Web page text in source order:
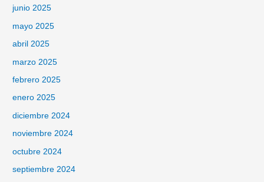
junio 2025
mayo 2025
abril 2025
marzo 2025
febrero 2025
enero 2025
diciembre 2024
noviembre 2024
octubre 2024
septiembre 2024